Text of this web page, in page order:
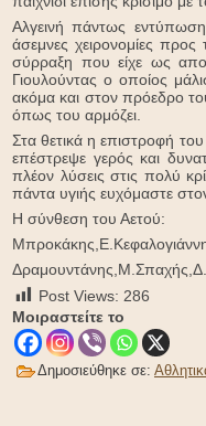
Αλγεινή πάντως
άσεμνες χειρονομίες
σύρραξη που είχε ως
Γιουλούντας ο οποίος
ακόμα και στον πρόεδρο
όπως του αρμόζει.
Στα θετικά η επιστροφή
επέστρεψε γερός και
πλέον λύσεις στις πολύ
πάντα υγιής ευχόμαστε
Η σύνθεση του Αετού:
Post Views: 286
Μοιραστείτε το
Δημοσιεύθηκε σε: